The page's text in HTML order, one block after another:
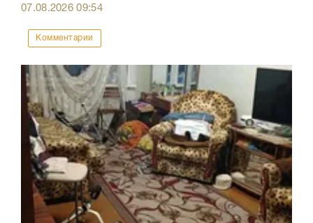
07.08.202609:54
Комментарии